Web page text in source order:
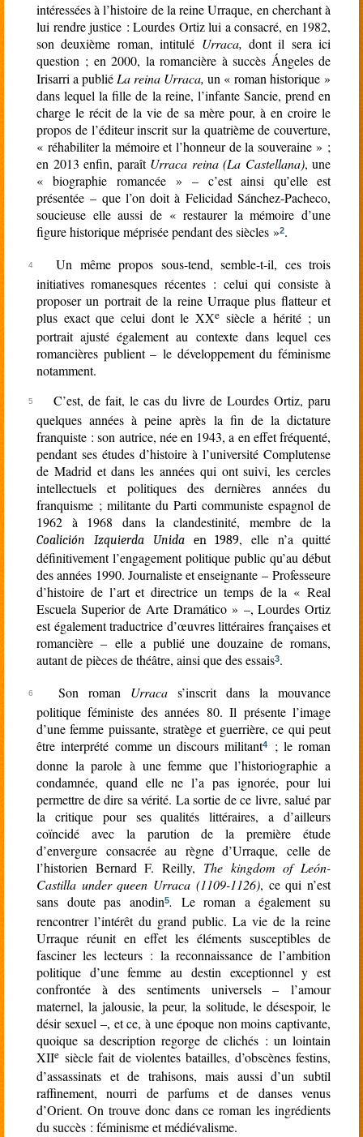
intéressées à l’histoire de la reine Urraque, en cherchant à
lui rendre justice : Lourdes Ortiz lui a consacré, en 1982,
son deuxième roman, intitulé Urraca, dont il sera ici
question ; en 2000, la romancière à succès Ángeles de
Irisarri a publiéLa reina Urraca, un « roman historique »
dans lequel la fille de la reine, l’infante Sancie, prend en
charge le récit de la vie de sa mère pour, à en croire le
propos de l’éditeur inscrit sur la quatrième de couverture,
« réhabiliter la mémoire et l’honneur de la souveraine » ;
en 2013 enfin, paraît Urraca reina (La Castellana), une
« biographie romancée » – c’est ainsi qu’elle est
présentée – que l’on doit à Felicidad Sánchez-Pacheco,
soucieuse elle aussi de « restaurer la mémoire d’une
figure historique méprisée pendant des siècles »2.
Un même propos sous-tend, semble-t-il, ces trois
initiatives romanesques récentes : celui qui consiste à
proposer un portrait de la reine Urraque plus flatteur et
plus exact que celui dont le XXesiècle a hérité ; un
portrait ajusté également au contexte dans lequel ces
romancières publient – le développement du féminisme
notamment.
C’est, de fait, le cas du livre de Lourdes Ortiz, paru
quelques années à peine après la fin de la dictature
franquiste : son autrice, née en 1943, a en effet fréquenté,
pendant ses études d’histoire à l’université Complutense
de Madrid et dans les années qui ont suivi, les cercles
intellectuels et politiques des dernières années du
franquisme ; militante du Parti communiste espagnol de
1962 à 1968 dans la clandestinité, membre de la
Coalición Izquierda Unida en 1989, elle n’a quitté
définitivement l’engagement politique public qu’au début
des années 1990. Journaliste et enseignante – Professeure
d’histoire de l’art et directrice un temps de la « Real
Escuela Superior de Arte Dramático » –, Lourdes Ortiz
est également traductrice d’œuvres littéraires françaises et
romancière – elle a publié une douzaine de romans,
autant de pièces de théâtre, ainsi que des essais3.
Son roman Urraca s’inscrit dans la mouvance
politique féministe des années 80. Il présente l’image
d’une femme puissante, stratège et guerrière, ce qui peut
être interprété comme un discours militant4
; le roman
donne la parole à une femme que l’historiographie a
condamnée, quand elle ne l’a pas ignorée, pour lui
permettre de dire sa vérité. La sortie de ce livre, salué par
la critique pour ses qualités littéraires, a d’ailleurs
coïncidé avec la parution de la première étude
d’envergure consacrée au règne d’Urraque, celle de
l’historien Bernard F. Reilly, The kingdom of León-
Castilla under queen Urraca (1109-1126), ce qui n’est
sans doute pas anodin5. Le roman a également su
rencontrer l’intérêt du grand public. La vie de la reine
Urraque réunit en effet les éléments susceptibles de
fasciner les lecteurs : la reconnaissance de l’ambition
politique d’une femme au destin exceptionnel y est
confrontée à des sentiments universels – l’amour
maternel, la jalousie, la peur, la solitude, le désespoir, le
désir sexuel –, et ce, à une époque non moins captivante,
quoique sa description regorge de clichés : un lointain
XIIe siècle fait de violentes batailles, d’obscènes festins,
d’assassinats et de trahisons, mais aussi d’un subtil
raffinement, nourri de parfums et de danses venus
d’Orient. On trouve donc dans ce roman les ingrédients
du succès : féminisme et médiévalisme.